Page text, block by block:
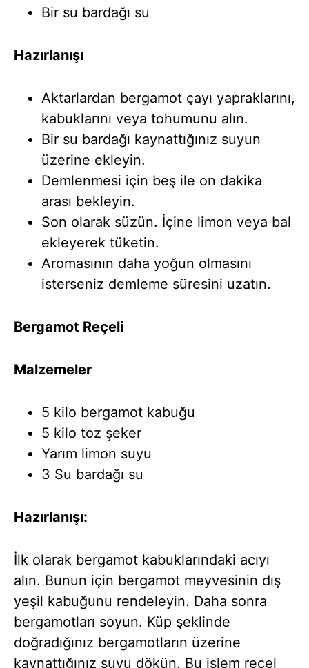
Bir su bardağı su
Hazırlanışı
Aktarlardan bergamot çayı yapraklarını,
kabuklarını veya tohumunu alın.
Bir su bardağı kaynattığınız suyun
üzerine ekleyin.
Demlenmesi için beş ile on dakika
arası bekleyin.
Son olarak süzün. İçine limon veya bal
ekleyerek tüketin.
Aromasının daha yoğun olmasını
isterseniz demleme süresini uzatın.
Bergamot Reçeli
Malzemeler
5 kilo bergamot kabuğu
5 kilo toz şeker
Yarım limon suyu
3 Su bardağı su
Hazırlanışı:
İlk olarak bergamot kabuklarındaki acıyı
alın. Bunun için bergamot meyvesinin dış
yeşil kabuğunu rendeleyin. Daha sonra
bergamotları soyun. Küp şeklinde
doğradığınız bergamotların üzerine
kaynattığınız suyu dökün. Bu işlem reçel